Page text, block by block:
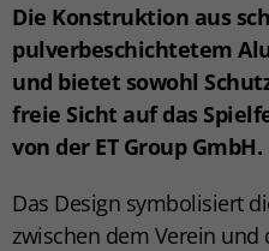
Die Konstruktion aus
pulverbeschichtetem
und bietet sowohl
freie Sicht auf das
von der ET Group GmbH.
Das Design symbolisiert
zwischen dem Verein und